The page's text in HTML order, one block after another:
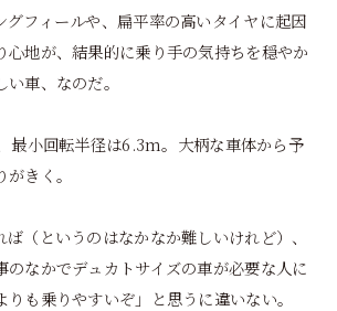
グフィールや、扁平率の高いタイヤに起因
心地が、結果的に乗り手の気持ちを穏やか
車、なのだ。
最小回転半径は6.3m。大柄な車体から予
きく。
（というのはなかなか難しいけれど）、
のなかでデュカトサイズの車が必要な人に
りも乗りやすいぞ」と思うに違いない。